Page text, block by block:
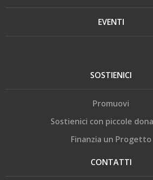
EVENTI
SOSTIENICI
Promuovi
Sostienici con piccole
Finanzia un Progetto
CONTATTI